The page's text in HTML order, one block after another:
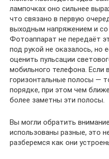
лампочках оно сильнее
что связано в первую
выходным напряжением и со
Фотоаппарат не передаёт
под рукой не оказалось, но
оценить пульсации
мобильного телефона. Если
горизонтальные полосы —
порядке, при этом чем
более заметны эти полосы.
Вы могли обратить
использованы разные, это
разберемся как они